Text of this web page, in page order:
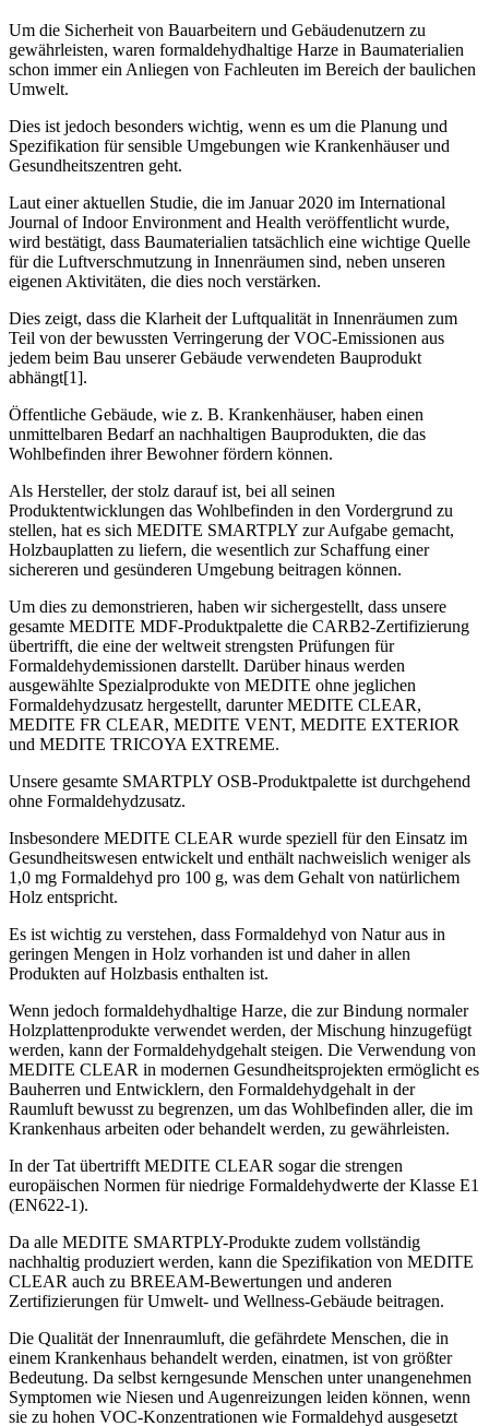
Um die Sicherheit von Bauarbeitern und Gebäudenutzern zu
gewährleisten, waren formaldehydhaltige Harze in Baumaterialien
schon immer ein Anliegen von Fachleuten im Bereich der baulichen
Umwelt.
Dies ist jedoch besonders wichtig, wenn es um die Planung und
Spezifikation für sensible Umgebungen wie Krankenhäuser und
Gesundheitszentren geht.
Laut einer aktuellen Studie, die im Januar 2020 im International
Journal of Indoor Environment and Health veröffentlicht wurde,
wird bestätigt, dass Baumaterialien tatsächlich eine wichtige Quelle
für die Luftverschmutzung in Innenräumen sind, neben unseren
eigenen Aktivitäten, die dies noch verstärken.
Dies zeigt, dass die Klarheit der Luftqualität in Innenräumen zum
Teil von der bewussten Verringerung der VOC-Emissionen aus
jedem beim Bau unserer Gebäude verwendeten Bauprodukt
abhängt[1].
Öffentliche Gebäude, wie z. B. Krankenhäuser, haben einen
unmittelbaren Bedarf an nachhaltigen Bauprodukten, die das
Wohlbefinden ihrer Bewohner fördern können.
Als Hersteller, der stolz darauf ist, bei all seinen
Produktentwicklungen das Wohlbefinden in den Vordergrund zu
stellen, hat es sich MEDITE SMARTPLY zur Aufgabe gemacht,
Holzbauplatten zu liefern, die wesentlich zur Schaffung einer
sichereren und gesünderen Umgebung beitragen können.
Um dies zu demonstrieren, haben wir sichergestellt, dass unsere
gesamte MEDITE MDF-Produktpalette die CARB2-Zertifizierung
übertrifft, die eine der weltweit strengsten Prüfungen für
Formaldehydemissionen darstellt. Darüber hinaus werden
ausgewählte Spezialprodukte von MEDITE ohne jeglichen
Formaldehydzusatz hergestellt, darunter MEDITE CLEAR,
MEDITE FR CLEAR, MEDITE VENT, MEDITE EXTERIOR
und MEDITE TRICOYA EXTREME.
Unsere gesamte SMARTPLY OSB-Produktpalette ist durchgehend
ohne Formaldehydzusatz.
Insbesondere MEDITE CLEAR wurde speziell für den Einsatz im
Gesundheitswesen entwickelt und enthält nachweislich weniger als
1,0 mg Formaldehyd pro 100 g, was dem Gehalt von natürlichem
Holz entspricht.
Es ist wichtig zu verstehen, dass Formaldehyd von Natur aus in
geringen Mengen in Holz vorhanden ist und daher in allen
Produkten auf Holzbasis enthalten ist.
Wenn jedoch formaldehydhaltige Harze, die zur Bindung normaler
Holzplattenprodukte verwendet werden, der Mischung hinzugefügt
werden, kann der Formaldehydgehalt steigen. Die Verwendung von
MEDITE CLEAR in modernen Gesundheitsprojekten ermöglicht es
Bauherren und Entwicklern, den Formaldehydgehalt in der
Raumluft bewusst zu begrenzen, um das Wohlbefinden aller, die im
Krankenhaus arbeiten oder behandelt werden, zu gewährleisten.
In der Tat übertrifft MEDITE CLEAR sogar die strengen
europäischen Normen für niedrige Formaldehydwerte der Klasse E1
(EN622-1).
Da alle MEDITE SMARTPLY-Produkte zudem vollständig
nachhaltig produziert werden, kann die Spezifikation von MEDITE
CLEAR auch zu BREEAM-Bewertungen und anderen
Zertifizierungen für Umwelt- und Wellness-Gebäude beitragen.
Die Qualität der Innenraumluft, die gefährdete Menschen, die in
einem Krankenhaus behandelt werden, einatmen, ist von größter
Bedeutung. Da selbst kerngesunde Menschen unter unangenehmen
Symptomen wie Niesen und Augenreizungen leiden können, wenn
sie zu hohen VOC-Konzentrationen wie Formaldehyd ausgesetzt